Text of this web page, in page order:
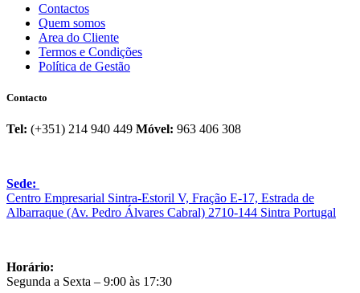
Contactos
Quem somos
Area do Cliente
Termos e Condições
Política de Gestão
Contacto
Tel: (+351) 214 940 449 Móvel: 963 406 308
Sede:
Centro Empresarial Sintra-Estoril V, Fração E-17, Estrada de
Albarraque (Av. Pedro Álvares Cabral) 2710-144 Sintra Portugal
Horário:
Segunda a Sexta – 9:00 às 17:30